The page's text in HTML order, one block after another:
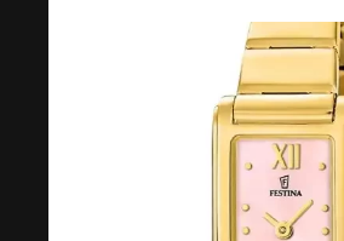
další posun byl pro Festinu rok 1975,
George Ulmann. V roce 1981 byla
tato společnost roku 1984 převzala
Ulmanna. A v této době začal
strojků, kterým šla Festina vstříc a
převážné části. Dnes má Festina
značky jako je Jaguár nebo Candino.
Hodinky Festina již dnes nedominují
jako to bylo v osmdesátých letech
hodinkách této značky nacházíme i
pro milovníky tradičního hodinářského
jistě najde nejeden krásný model na